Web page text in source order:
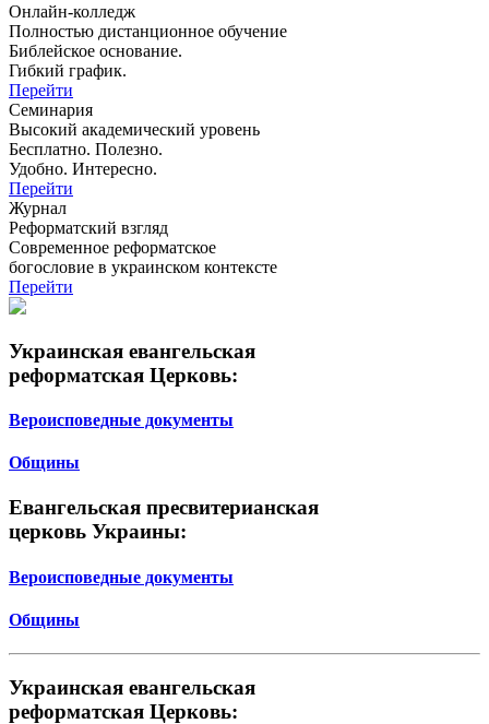
Онлайн-колледж
Полностью дистанционное обучение
Библейское основание.
Гибкий график.
Перейти
Семинария
Высокий академический уровень
Бесплатно. Полезно.
Удобно. Интересно.
Перейти
Журнал
Реформатский взгляд
Современное реформатское
богословие в украинском контексте
Перейти
Украинская евангельская
реформатская Церковь:
Вероисповедные документы
Общины
Евангельская пресвитерианская
церковь Украины:
Вероисповедные документы
Общины
Украинская евангельская
реформатская Церковь: